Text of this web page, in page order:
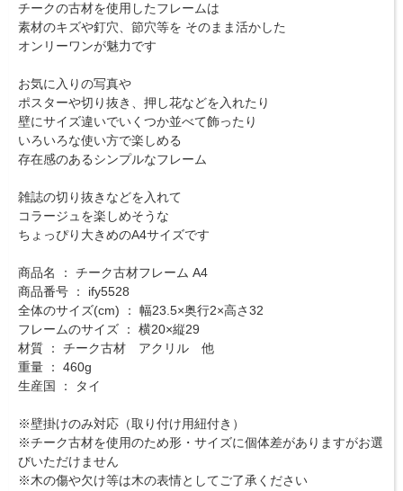
チークの古材を使用したフレームは
素材のキズや釘穴、節穴等を そのまま活かした
オンリーワンが魅力です
お気に入りの写真や
ポスターや切り抜き、押し花などを入れたり
壁にサイズ違いでいくつか並べて飾ったり
いろいろな使い方で楽しめる
存在感のあるシンプルなフレーム
雑誌の切り抜きなどを入れて
コラージュを楽しめそうな
ちょっぴり大きめのA4サイズです
商品名 ： チーク古材フレーム A4
商品番号 ： ify5528
全体のサイズ(cm) ： 幅23.5×奥行2×高さ32
フレームのサイズ ： 横20×縦29
材質 ： チーク古材 アクリル 他
重量 ： 460g
生産国 ： タイ
※壁掛けのみ対応（取り付け用紐付き）
※チーク古材を使用のため形・サイズに個体差がありますがお選
びいただけません
※木の傷や欠け等は木の表情としてご了承ください